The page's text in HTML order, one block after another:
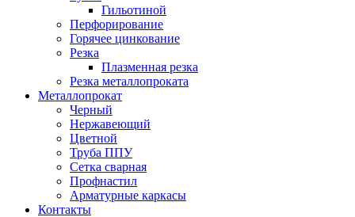
Гильотиной
Перфорирование
Горячее цинкование
Резка
Плазменная резка
Резка металлопроката
Металлопрокат
Черный
Нержавеющий
Цветной
Труба ППУ
Сетка сварная
Профнастил
Арматурные каркасы
Контакты